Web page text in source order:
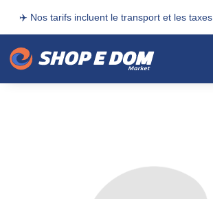
✈️ Nos tarifs incluent le transport et les taxes.